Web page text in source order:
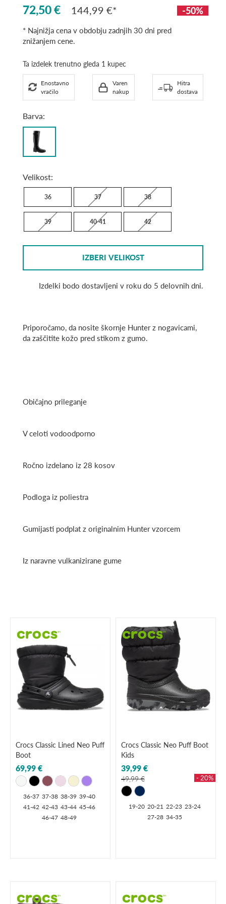
72,50 € 144,99 € -50%
* Najnižja cena v obdobju zadnjih 30 dni pred
znižanjem cene.
Ta izdelek trenutno gleda 1 kupec
Enostavno
vračilo
Varen
nakup
Hitra
dostava
Barva:
Black
Velikost:
36 37 38
39 40-41 42
IZBERI VELIKOST
Izdelki bodo dostavljeni v roku do 5 delovnih dni.
Priporočamo, da nosite škornje Hunter z nogavicami,
da zaščitite kožo pred stikom z gumo.
Običajno prileganje
V celoti vodoodporno
Ročno izdelano iz 28 kosov
Podloga iz poliestra
Gumijasti podplat z originalnim Hunter vzorcem
Iz naravne vulkanizirane gume
Crocs Classic Lined Neo Puff
Boot
69,99 €
36-37 37-38 38-39 39-40
41-42 42-43 43-44 45-46
46-47 48-49
Crocs Classic Neo Puff Boot
Kids
39,99 €
49,99 € - 20%
19-20 20-21 22-23 23-24
27-28 34-35